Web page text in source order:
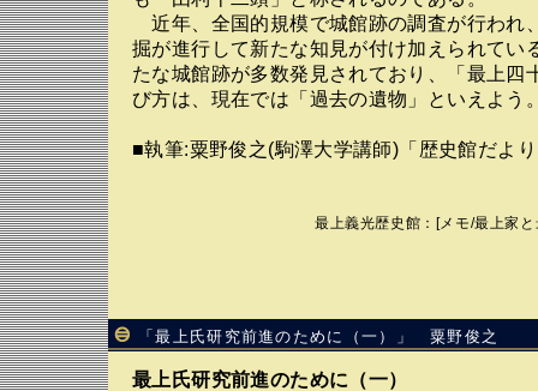
近年、全国的規模で城館跡の調査が行われ
掘が進行して新たな知見が付け加えられてい
たな城館跡が多数発見されており、「最上四
び方は、現在では「過去の遺物」といえよう
■執筆:粟野俊之(駒澤大学講師)「歴史館だよ
最上義光歴史館 ：[メモ/最上家
「最上氏研究前進のために（一）」 粟野俊之
最上氏研究前進のために（一）